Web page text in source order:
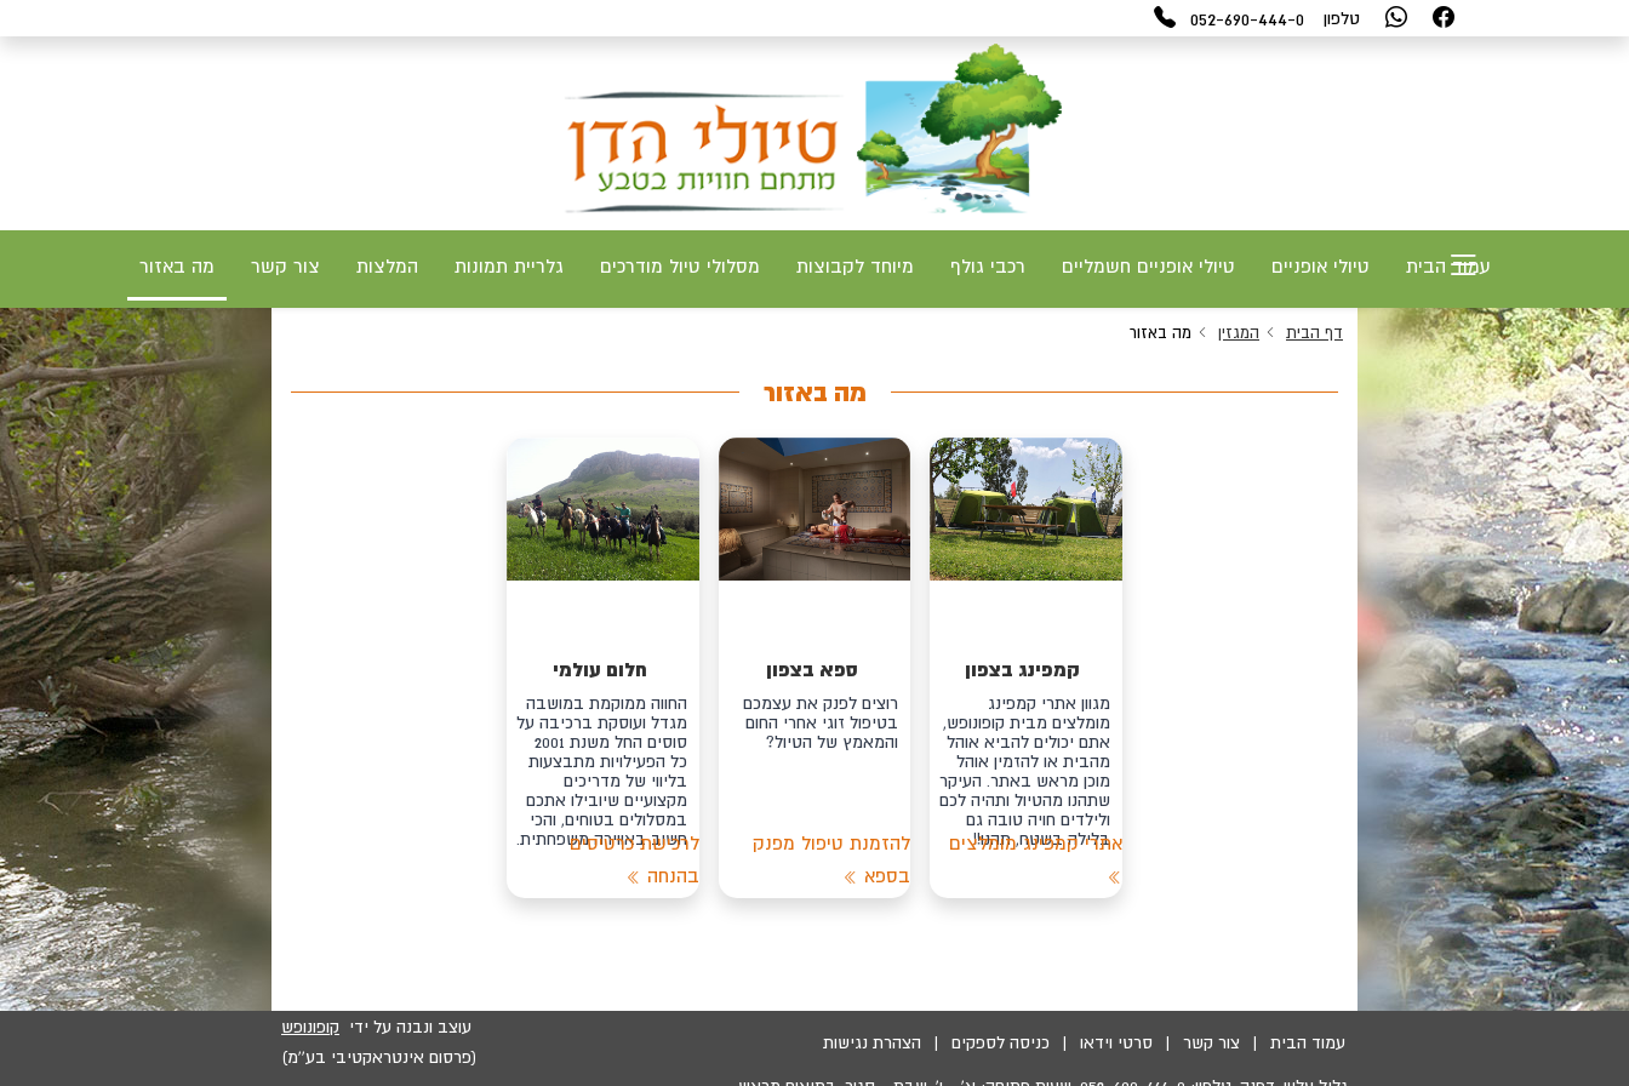
טלפון 052-690-444-0
עמוד הבית טיולי אופניים טיולי אופניים חשמליים רכבי גולף מיוחד לקבוצות מסלולי טיול מודרכים גלריית תמונות המלצות צור קשר מה באזור
דף הבית המגזין מה באזור
מה באזור
קמפינג בצפון
מגוון אתרי קמפינג
מומלצים מבית קופונופש,
אתם יכולים להביא אוהל
מהבית או להזמין אוהל
מוכן מראש באתר. העיקר
שתהנו מהטיול ותהיה לכם
ולילדים חויה טובה גם
בלילה בשטח, תהנו!!
אתרי קמפינג מומלצים
ספא בצפון
רוצים לפנק את עצמכם
בטיפול זוגי אחרי החום
והמאמץ של הטיול?
להזמנת טיפול מפנק
בספא
חלום עולמי
החווה ממוקמת במושבה
מגדל ועוסקת ברכיבה על
סוסים החל משנת 2001
כל הפעילויות מתבצעות
בליווי של מדריכים
מקצועיים שיובילו אתכם
במסלולים בטוחים, והכי
חשוב באווירה משפחתית.
לרכישת כרטיסים
בהנחה
עמוד הבית | צור קשר | סרטי וידאו | כניסה לספקים | הצהרת נגישות
עוצב ונבנה על ידי קופונופש
(פרסום אינטראקטיבי בע''מ)